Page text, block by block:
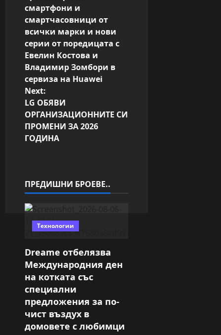
n
a
v
i
g
a
t
i
o
смартфони и
смартчасовници от
всички марки и нови
серии от поредицата с
Евелин Костова и
Владимир Зомбори в
сервиза на Huawei
Next:
LG ОБЯВИ
ОРГАНИЗАЦИОННИТЕ СИ
ПРОМЕНИ ЗА 2026
ГОДИНА
ПРЕДИШНИ БРОЕВЕ..
Технологии
Dreame отбелязва
Международния ден
на котката със
специални
предложения за по-
чист въздух в
домовете с любимци